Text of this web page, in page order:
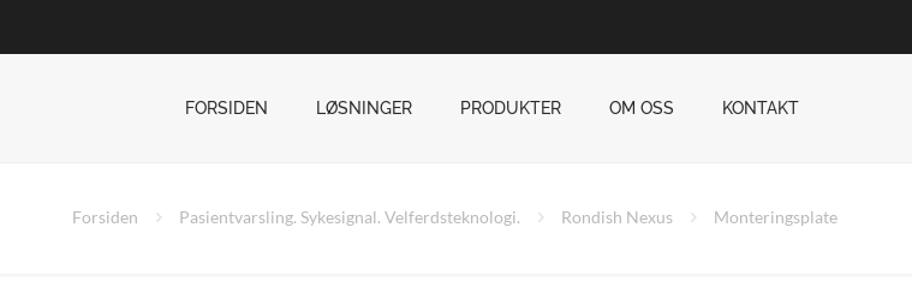
FORSIDEN LØSNINGER PRODUKTER OM OSS KONTAKT
Forsiden Pasientvarsling. Sykesignal. Velferdsteknologi. Rondish Nexus Monteringsplate